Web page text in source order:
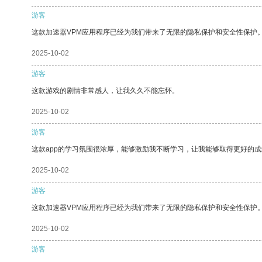
游客
这款加速器VPM应用程序已经为我们带来了无限的隐私保护和安全性保护。
2025-10-02
游客
这款游戏的剧情非常感人，让我久久不能忘怀。
2025-10-02
游客
这款app的学习氛围很浓厚，能够激励我不断学习，让我能够取得更好的成
2025-10-02
游客
这款加速器VPM应用程序已经为我们带来了无限的隐私保护和安全性保护。
2025-10-02
游客